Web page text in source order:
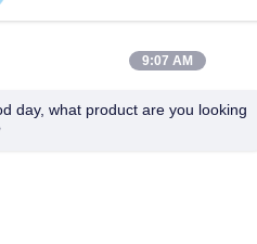
9:07 AM
day, what product are you looking